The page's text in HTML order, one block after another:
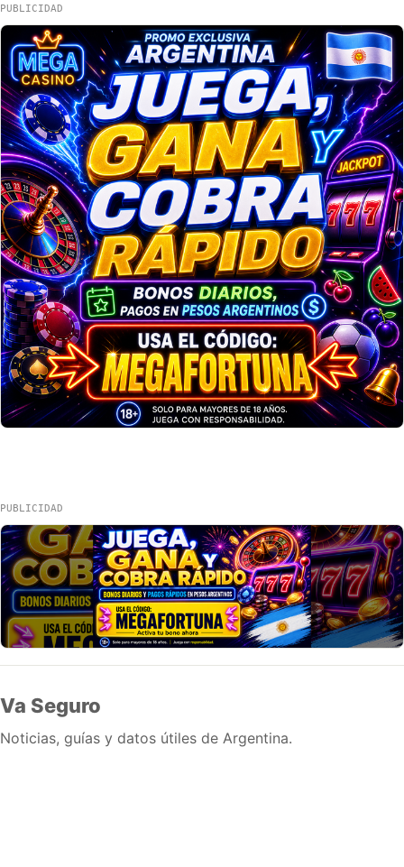
PUBLICIDAD
PUBLICIDAD
Va Seguro
Noticias, guías y datos útiles de Argentina.